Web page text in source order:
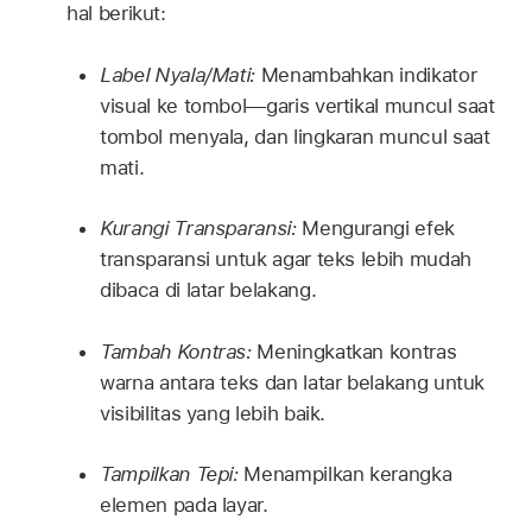
hal berikut:
Label Nyala/Mati: Menambahkan indikator
visual ke tombol—garis vertikal muncul saat
tombol menyala, dan lingkaran muncul saat
mati.
Kurangi Transparansi: Mengurangi efek
transparansi untuk agar teks lebih mudah
dibaca di latar belakang.
Tambah Kontras: Meningkatkan kontras
warna antara teks dan latar belakang untuk
visibilitas yang lebih baik.
Tampilkan Tepi: Menampilkan kerangka
elemen pada layar.